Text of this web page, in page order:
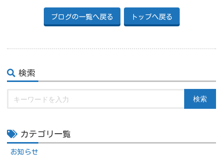
ブログの一覧へ戻る トップへ戻る
検索
検索
カテゴリ一覧
お知らせ